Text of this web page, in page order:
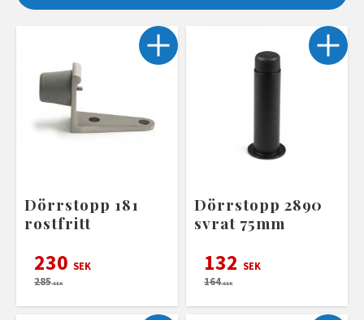
Dörrstopp 181
rostfritt
230 SEK
285SEK
Dörrstopp 2890
svrat 75mm
132 SEK
164SEK